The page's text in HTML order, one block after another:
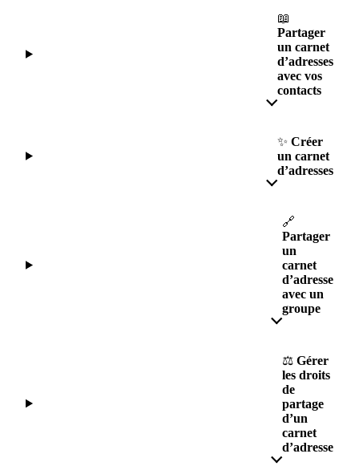
📖
Partager
un carnet
d’adresses
avec vos
contacts
✨ Créer
un carnet
d’adresses
🔗
Partager
un
carnet
d’adresse
avec un
groupe
⚖️ Gérer
les droits
de
partage
d’un
carnet
d’adresse